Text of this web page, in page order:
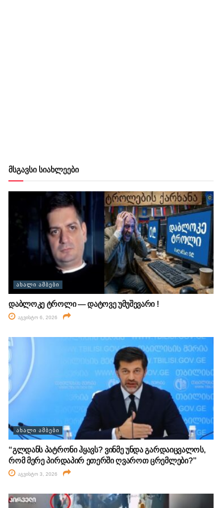
მსგავსი სიახლეები
ᲐᲮᲐᲚᲘ ᲐᲛᲑᲔᲑᲘ
დაბლოკე ტროლი — დატოვე უმუშევარი !
აგვისტო 6, 2026
ᲐᲮᲐᲚᲘ ᲐᲛᲑᲔᲑᲘ
“გლდანს პატრონი ჰყავს? ვინმე უნდა გარდაიცვალოს,
რომ მერე პირდაპირ ეთერში ღვაროთ ცრემლები?”
აგვისტო 3, 2026